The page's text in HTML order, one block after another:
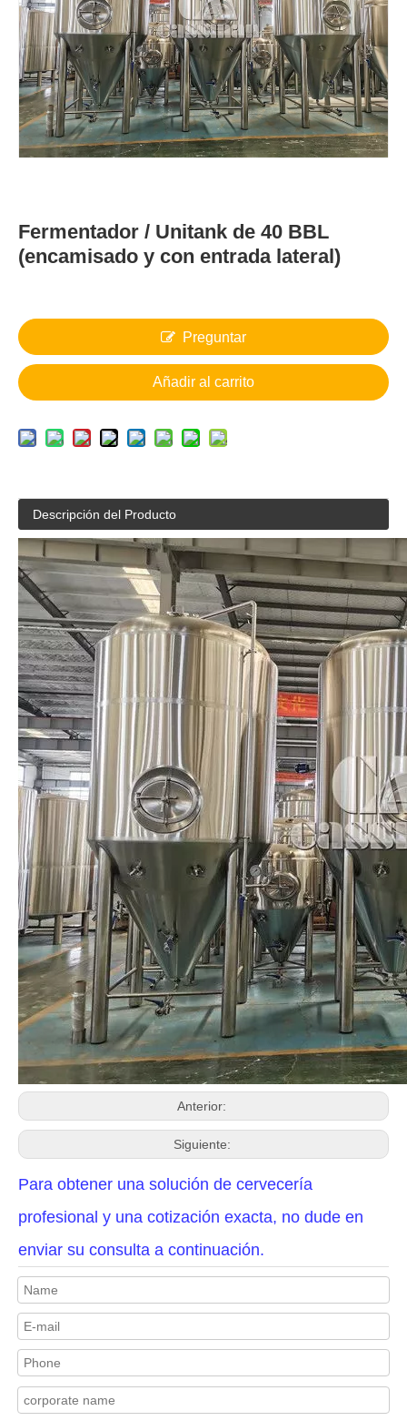
Fermentador / Unitank de 40 BBL
(encamisado y con entrada lateral)
Preguntar
Añadir al carrito
Descripción del Producto
Anterior:
Siguiente:
Para obtener una solución de cervecería
profesional y una cotización exacta, no dude en
enviar su consulta a continuación.